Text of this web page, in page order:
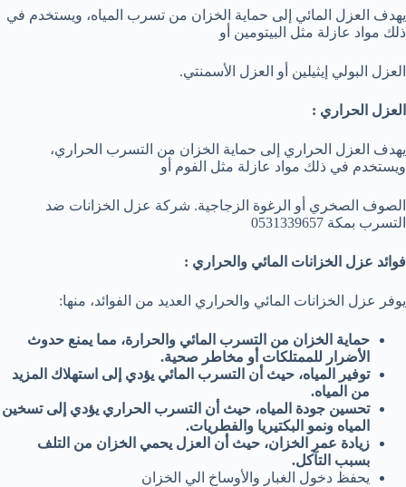
يهدف العزل المائي إلى حماية الخزان من تسرب المياه، ويستخدم في
ذلك مواد عازلة مثل البيتومين أو
العزل البولي إيثيلين أو العزل الأسمنتي.
العزل الحراري :
يهدف العزل الحراري إلى حماية الخزان من التسرب الحراري،
ويستخدم في ذلك مواد عازلة مثل الفوم أو
الصوف الصخري أو الرغوة الزجاجية. شركة عزل الخزانات ضد
التسرب بمكة 0531339657
فوائد عزل الخزانات المائي والحراري :
يوفر عزل الخزانات المائي والحراري العديد من الفوائد، منها:
حماية الخزان من التسرب المائي والحرارة، مما يمنع حدوث
الأضرار للممتلكات أو مخاطر صحية.
توفير المياه، حيث أن التسرب المائي يؤدي إلى استهلاك المزيد
من المياه.
تحسين جودة المياه، حيث أن التسرب الحراري يؤدي إلى تسخين
المياه ونمو البكتيريا والفطريات.
زيادة عمر الخزان، حيث أن العزل يحمي الخزان من التلف
بسبب التآكل.
يحفظ دخول الغبار والأوساخ الي الخزان